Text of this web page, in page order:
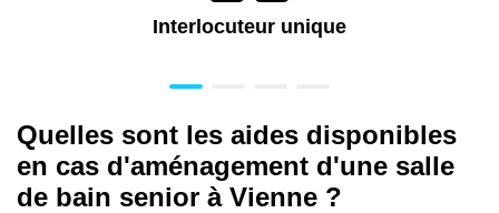
Interlocuteur unique
Quelles sont les aides disponibles
en cas d'aménagement d'une salle
de bain senior à Vienne ?